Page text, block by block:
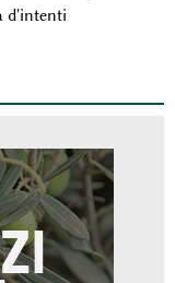
d'intenti